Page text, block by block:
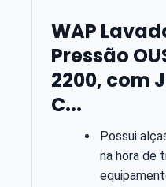
WAP
Pressão
2200, com
C...
Possui
na hora de